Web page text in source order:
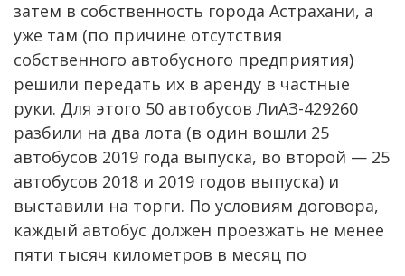
затем в собственность города Астрахани, а
уже там (по причине отсутствия
собственного автобусного предприятия)
решили передать их в аренду в частные
руки. Для этого 50 автобусов ЛиАЗ-429260
разбили на два лота (в один вошли 25
автобусов 2019 года выпуска, во второй — 25
автобусов 2018 и 2019 годов выпуска) и
выставили на торги. По условиям договора,
каждый автобус должен проезжать не менее
пяти тысяч километров в месяц по